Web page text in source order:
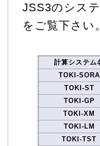
JSS3のシス
をご覧下さい。
計算システム
TOKI-SORA
TOKI-ST
TOKI-GP
TOKI-XM
TOKI-LM
TOKI-TST